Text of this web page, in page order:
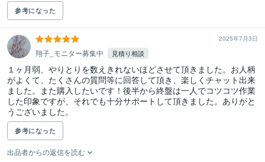
参考になった
2025年7月3日
翔子_モニター募集中 見積り相談
１ヶ月弱、やりとりを数えきれないほどさせて頂きました。お人柄
がよくて、たくさんの質問等に回答して頂き、楽しくチャット出来
ました。また購入したいです！後半から終盤は一人でコツコツ作業
した印象ですが、それでも十分サポートして頂きました。ありがと
うございました。
参考になった
出品者からの返信を読む